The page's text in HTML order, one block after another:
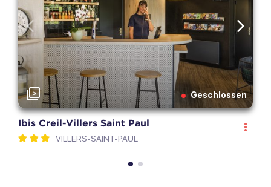
Geöffnet
Montag
Geöffnet
Dienstag
Geöffnet
montag
Geschlossen
Restaurant
zu
Vorherige
Geschlossen
5
Ibis Creil-Villers Saint Paul
VILLERS-SAINT-PAUL